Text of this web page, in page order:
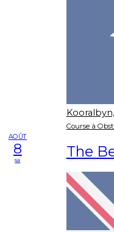
Course à
AOÛT
8
sa The